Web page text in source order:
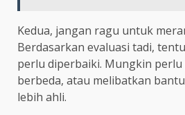
Kedua, jangan ragu untuk
Berdasarkan evaluasi tadi,
perlu diperbaiki. Mungkin
berbeda, atau melibatkan
lebih ahli.